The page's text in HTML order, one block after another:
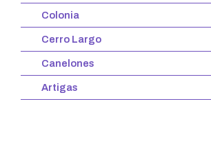
Colonia
Cerro Largo
Canelones
Artigas